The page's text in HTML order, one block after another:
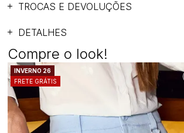
TROCAS E DEVOLUÇÕES
DETALHES
Compre o look!
FRETE GRÁTIS
INVERNO 26